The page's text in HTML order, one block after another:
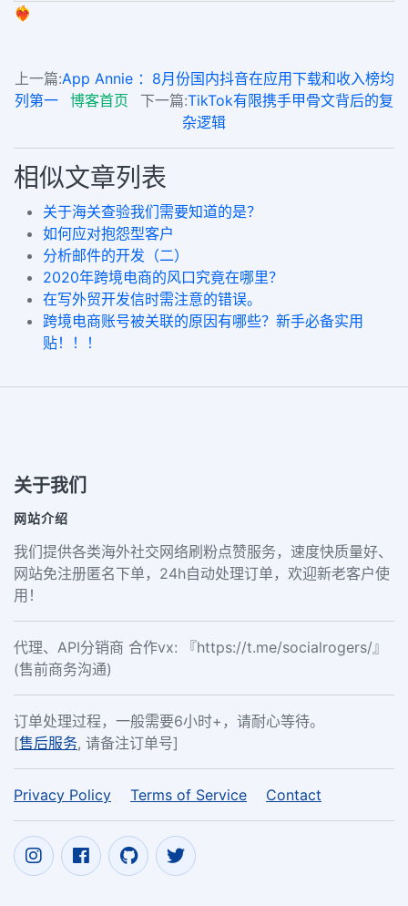
❤️‍🔥
上一篇:App Annie ：8月份国内抖音在应用下载和收入榜均
列第一
博客首页 下一篇:TikTok有限携手甲骨文背后的复
杂逻辑
相似文章列表
关于海关查验我们需要知道的是？
如何应对抱怨型客户
分析邮件的开发（二）
2020年跨境电商的风口究竟在哪里？
在写外贸开发信时需注意的错误。
跨境电商账号被关联的原因有哪些？新手必备实用
贴！！！
关于我们
网站介绍
我们提供各类海外社交网络刷粉点赞服务，速度快质量好、
网站免注册匿名下单，24h自动处理订单，欢迎新老客户使
用！
代理、API分销商 合作vx: 『https://t.me/socialrogers/』
(售前商务沟通)
订单处理过程，一般需要6小时+，请耐心等待。
[售后服务, 请备注订单号]
Privacy Policy Terms of Service Contact